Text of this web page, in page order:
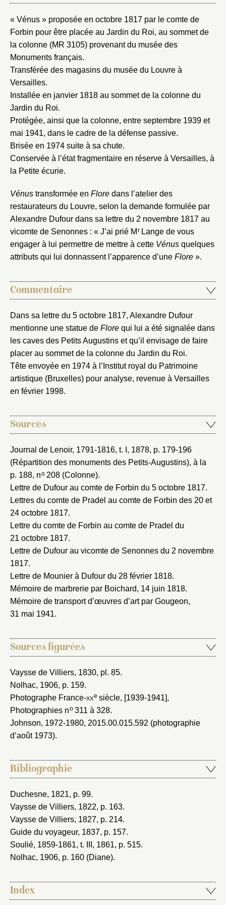
« Vénus » proposée en octobre 1817 par le comte de
Forbin pour être placée au Jardin du Roi, au sommet de
la colonne (MR 3105) provenant du musée des
Monuments français.
Transférée des magasins du musée du Louvre à
Versailles.
Installée en janvier 1818 au sommet de la colonne du
Jardin du Roi.
Protégée, ainsi que la colonne, entre septembre 1939 et
mai 1941, dans le cadre de la défense passive.
Brisée en 1974 suite à sa chute.
Conservée à l’état fragmentaire en réserve à Versailles, à
la Petite écurie.
Vénus transformée en Flore dans l’atelier des
restaurateurs du Louvre, selon la demande formulée par
Alexandre Dufour dans sa lettre du 2 novembre 1817 au
vicomte de Senonnes : « J’ai prié M rLange de vous
engager à lui permettre de mettre à cette Vénus quelques
attributs qui lui donnassent l’apparence d’une Flore ».
Commentaire
Dans sa lettre du 5 octobre 1817, Alexandre Dufour
mentionne une statue de Flore qui lui a été signalée dans
les caves des Petits Augustins et qu’il envisage de faire
placer au sommet de la colonne du Jardin du Roi.
Tête envoyée en 1974 à l’Institut royal du Patrimoine
artistique (Bruxelles) pour analyse, revenue à Versailles
en février 1998.
Sources
Journal de Lenoir, 1791-1816, t. I, 1878, p. 179-196
(Répartition des monuments des Petits-Augustins), à la
p. 188, no208 (Colonne).
Lettre de Dufour au comte de Forbin du 5 octobre 1817.
Lettres du comte de Pradel au comte de Forbin des 20 et
24 octobre 1817.
Lettre du comte de Forbin au comte de Pradel du
21 octobre 1817.
Lettre de Dufour au vicomte de Senonnes du 2 novembre
1817.
Lettre de Mounier à Dufour du 28 février 1818.
Mémoire de marbrerie par Boichard, 14 juin 1818.
Mémoire de transport d’œuvres d’art par Gougeon,
31 mai 1941.
Sources figurées
Vaysse de Villiers, 1830, pl. 85.
Nolhac, 1906, p. 159.
Photographe France-xxe siècle, [1939-1941],
Photographies no311 à 328.
Johnson, 1972-1980, 2015.00.015.592 (photographie
d’août 1973).
Bibliographie
Duchesne, 1821, p. 99.
Vaysse de Villiers, 1822, p. 163.
Vaysse de Villiers, 1827, p. 214.
Guide du voyageur, 1837, p. 157.
Soulié, 1859-1861, t. III, 1861, p. 515.
Nolhac, 1906, p. 160 (Diane).
Index
Nom du dossier
Valider
Nouveau dossier
Créer et ajouter
Courriel
Mot de passe
Envoyer
Vous n'êtes pas encore inscrit ?